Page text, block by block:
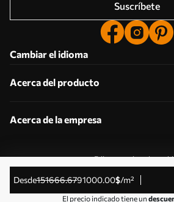
desde151666.6791000.00$/m²
El precio indicado tiene un
Suscríbete
Cambiar el idioma
Acerca del producto
Acerca de la empresa
Editar permisos de
© 2011-2026 Uwalls . Todos los
Gestionado por KLW Sp. z o.o.